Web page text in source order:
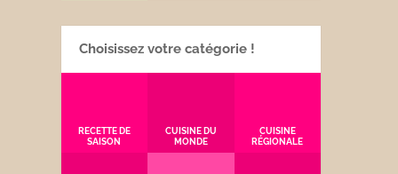
Choisissez votre catégorie !
RECETTE DE
SAISON
CUISINE DU
MONDE
CUISINE
RÉGIONALE